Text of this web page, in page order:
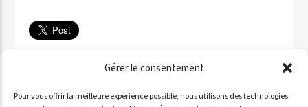
Gérer le consentement
Pour vous offrir la meilleure expérience possible, nous utilisons des technologies